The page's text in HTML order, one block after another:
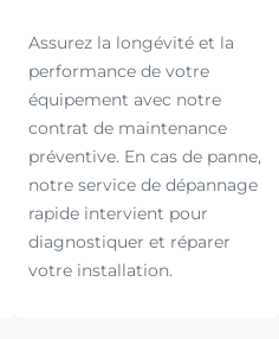
Assurez la longévité et la
performance de votre
équipement avec notre
contrat de maintenance
préventive. En cas de panne,
notre service de dépannage
rapide intervient pour
diagnostiquer et réparer
votre installation.